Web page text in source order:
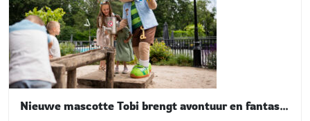
Nieuwe mascotte Tobi brengt avontuur en fantasie tot leven bij TopParken